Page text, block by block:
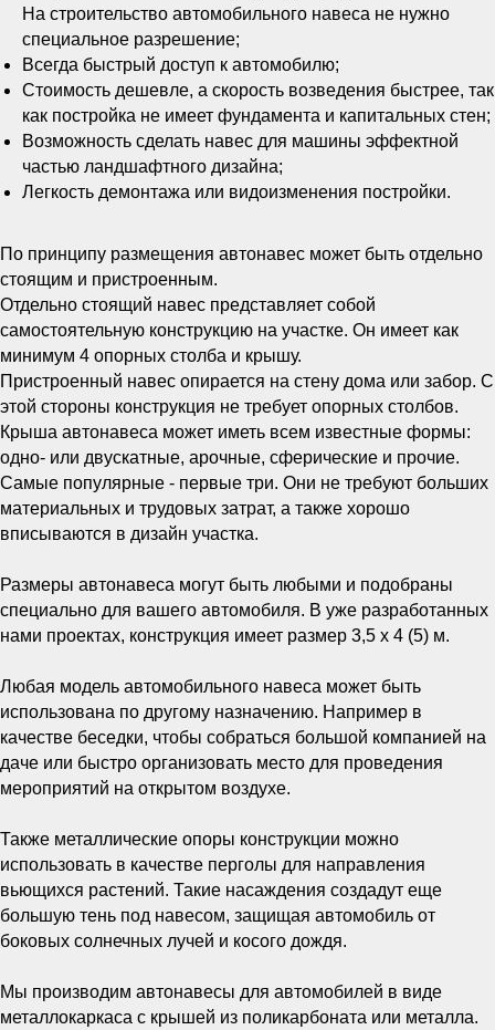
На строительство автомобильного навеса не нужно
специальное разрешение;
Всегда быстрый доступ к автомобилю;
Стоимость дешевле, а скорость возведения быстрее, так
как постройка не имеет фундамента и капитальных стен;
Возможность сделать навес для машины эффектной
частью ландшафтного дизайна;
Легкость демонтажа или видоизменения постройки.
По принципу размещения автонавес может быть отдельно
стоящим и пристроенным.
Отдельно стоящий навес представляет собой
самостоятельную конструкцию на участке. Он имеет как
минимум 4 опорных столба и крышу.
Пристроенный навес опирается на стену дома или забор. С
этой стороны конструкция не требует опорных столбов.
Крыша автонавеса может иметь всем известные формы:
одно- или двускатные, арочные, сферические и прочие.
Самые популярные - первые три. Они не требуют больших
материальных и трудовых затрат, а также хорошо
вписываются в дизайн участка.
Размеры автонавеса могут быть любыми и подобраны
специально для вашего автомобиля. В уже разработанных
нами проектах, конструкция имеет размер 3,5 х 4 (5) м.
Любая модель автомобильного навеса может быть
использована по другому назначению. Например в
качестве беседки, чтобы собраться большой компанией на
даче или быстро организовать место для проведения
мероприятий на открытом воздухе.
Также металлические опоры конструкции можно
использовать в качестве перголы для направления
вьющихся растений. Такие насаждения создадут еще
большую тень под навесом, защищая автомобиль от
боковых солнечных лучей и косого дождя.
Мы производим автонавесы для автомобилей в виде
металлокаркаса с крышей из поликарбоната или металла.